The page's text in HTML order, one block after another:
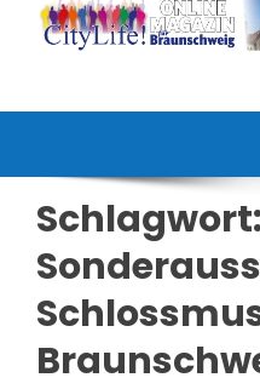
Schlagwort: